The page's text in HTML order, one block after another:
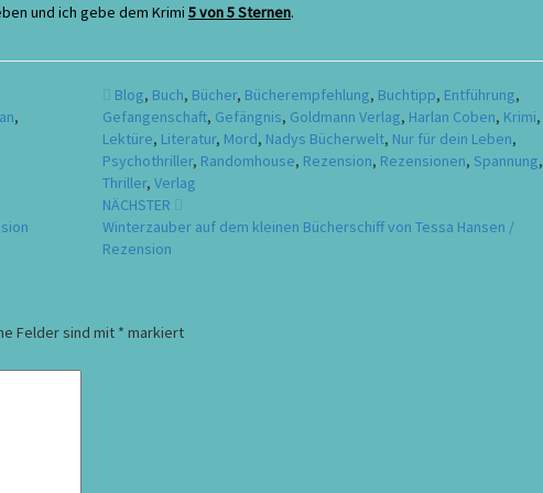
und ich gebe dem Krimi 5 von 5 Sternen.
,
Blog, Buch, Bücher, Bücherempfehlung, Buchtipp, Entführung,
Gefangenschaft, Gefängnis, Goldmann Verlag, Harlan Coben, Krimi,
Lektüre, Literatur, Mord, Nadys Bücherwelt, Nur für dein Leben,
Psychothriller, Randomhouse, Rezension, Rezensionen, Spannung,
Thriller, Verlag
NÄCHSTER
Winterzauber auf dem kleinen Bücherschiff von Tessa Hansen /
Rezension
Felder sind mit * markiert